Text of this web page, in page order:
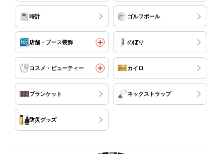
時計 ゴルフボール
店舗・ブース装飾 のぼり
コスメ・ビューティー カイロ
ブランケット ネックストラップ
防災グッズ